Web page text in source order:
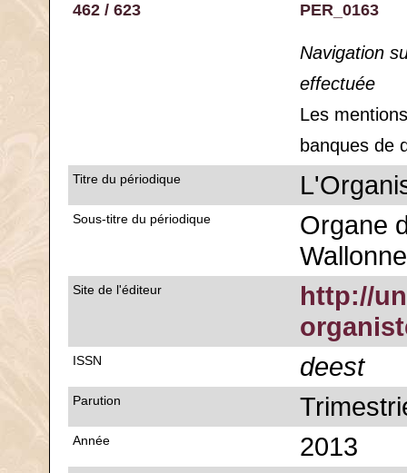
462 / 623 PER_0163
Navigation
effectuée
Les
banques de
Titre du périodique
Sous-titre du périodique
Organe
Site de l'éditeur
http://
ISSN deest
Parution
Année 2013